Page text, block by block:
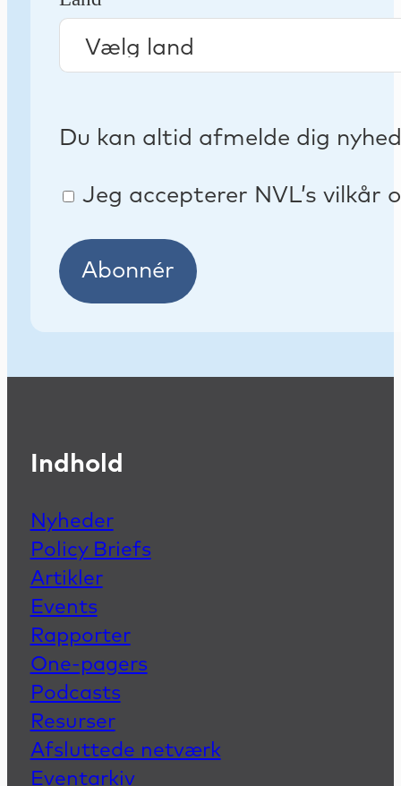
Du kan altid afmelde dig
Jeg accepterer NVL’s vilkår
Abonnér
Indhold
Nyheder
Policy Briefs
Artikler
Events
Rapporter
One-pagers
Podcasts
Resurser
Afsluttede netværk
Eventarkiv